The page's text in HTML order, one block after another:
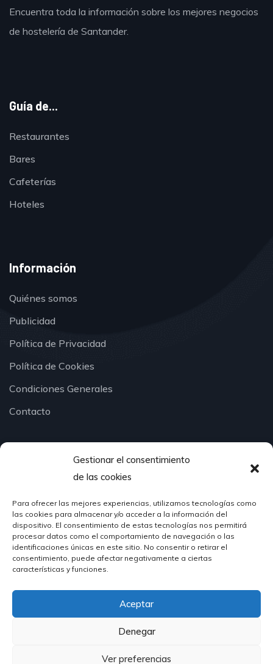
Gestionar el consentimiento
de las cookies
Para ofrecer las mejores experiencias, utilizamos tecnologías como
las cookies para almacenar y/o acceder a la información del
dispositivo. El consentimiento de estas tecnologías nos permitirá
procesar datos como el comportamiento de navegación o las
identificaciones únicas en este sitio. No consentir o retirar el
consentimiento, puede afectar negativamente a ciertas
características y funciones.
Aceptar
Denegar
Ver preferencias
Encuentra toda la información sobre los mejores negocios
de hostelería de Santander.
Guía de...
Restaurantes
Bares
Cafeterías
Hoteles
Información
Quiénes somos
Publicidad
Política de Privacidad
Política de Cookies
Condiciones Generales
Contacto
¿Hablamos?
624 51 12 10
info@hosteleriasantander.com
© 2026 Hostelería Santander | Powered byDIGIDISA